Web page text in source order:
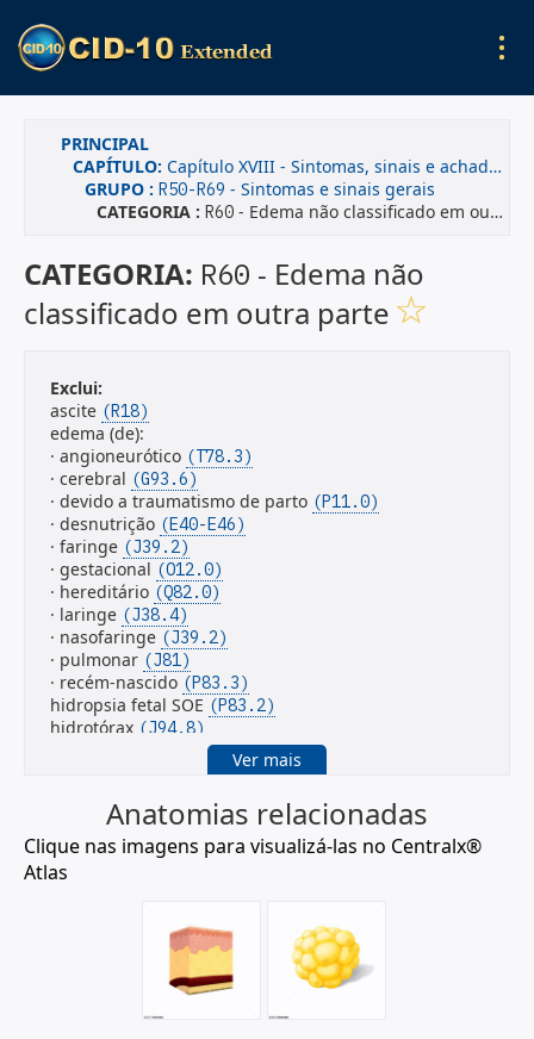
PRINCIPAL
CAPÍTULO: Capítulo XVIII - Sintomas, sinais e achados anormais de exames clínicos e de laboratório, não classificados em outra parte
GRUPO : R50-R69 - Sintomas e sinais gerais
CATEGORIA : R60 - Edema não classificado em outra parte
CATEGORIA: R60 - Edema não
classificado em outra parte
Exclui:
ascite (R18)
edema (de):
· angioneurótico (T78.3)
· cerebral (G93.6)
· devido a traumatismo de parto (P11.0)
· desnutrição (E40-E46)
· faringe (J39.2)
· gestacional (O12.0)
· hereditário (Q82.0)
· laringe (J38.4)
· nasofaringe (J39.2)
· pulmonar (J81)
· recém-nascido (P83.3)
hidropsia fetal SOE (P83.2)
hidrotórax (J94.8)
Sinônimo:Lipolinfedema
Definição:Distúrbio dotecido adiposo caracterizado
por alargamento simétrico e bilateral das
extremidades inferiores devido à deposição anormal
mulheres obesas. Está associado com HEMATOMA,
dor e pode progredir para LINFEDEMA secundário
que é conhecido por lipolinfedema.
Ver mais
Anatomias relacionadas
Clique nas imagens para visualizá-las no Centralx®
Atlas